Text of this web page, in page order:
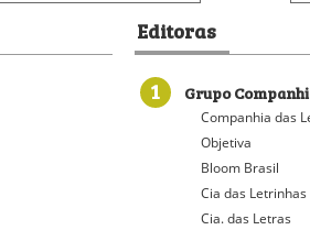
Editoras
1 Grupo
Companhia das
Objetiva
Bloom Brasil
Cia das Letrinhas
Cia. das Letras